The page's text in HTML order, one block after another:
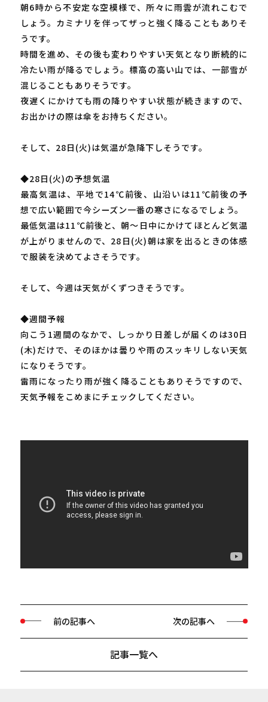
朝6時から不安定な空模様で、所々に雨雲が流れこむで
しょう。カミナリを伴ってザっと強く降ることもありそ
うです。
時間を進め、その後も変わりやすい天気となり断続的に
冷たい雨が降るでしょう。標高の高い山では、一部雪が
混じることもありそうです。
夜遅くにかけても雨の降りやすい状態が続きますので、
お出かけの際は傘をお持ちください。
そして、28日(火)は気温が急降下しそうです。
◆28日(火)の予想気温
最高気温は、平地で14℃前後、山沿いは11℃前後の予
想で広い範囲で今シーズン一番の寒さになるでしょう。
最低気温は11℃前後と、朝～日中にかけてほとんど気温
が上がりませんので、28日(火)朝は家を出るときの体感
で服装を決めてよさそうです。
そして、今週は天気がくずつきそうです。
◆週間予報
向こう1週間のなかで、しっかり日差しが届くのは30日
(木)だけで、そのほかは曇りや雨のスッキリしない天気
になりそうです。
雷雨になったり雨が強く降ることもありそうですので、
天気予報をこめまにチェックしてください。
前の記事へ
記事一覧へ
次の記事へ